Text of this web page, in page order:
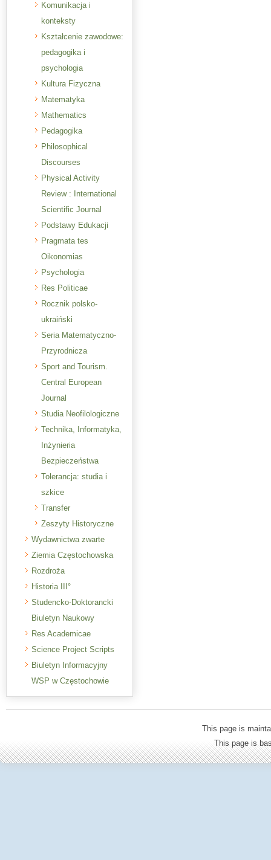
Komunikacja i
konteksty
Kształcenie zawodowe:
pedagogika i
psychologia
Kultura Fizyczna
Matematyka
Mathematics
Pedagogika
Philosophical
Discourses
Physical Activity
Review : International
Scientific Journal
Podstawy Edukacji
Pragmata tes
Oikonomias
Psychologia
Res Politicae
Rocznik polsko-
ukraiński
Seria Matematyczno-
Przyrodnicza
Sport and Tourism.
Central European
Journal
Studia Neofilologiczne
Technika, Informatyka,
Inżynieria
Bezpieczeństwa
Tolerancja: studia i
szkice
Transfer
Zeszyty Historyczne
Wydawnictwa zwarte
Ziemia Częstochowska
Rozdroża
Historia III°
Studencko-Doktorancki
Biuletyn Naukowy
Res Academicae
Science Project Scripts
Biuletyn Informacyjny
WSP w Częstochowie
This page is
This page is